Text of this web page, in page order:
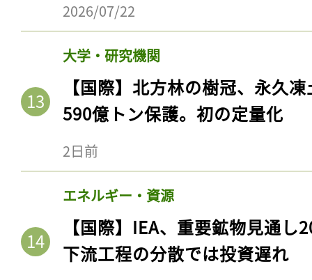
2026/07/22
大学・研究機関
【国際】北方林の樹冠、永久
590億トン保護。初の定量化
2日前
エネルギー・資源
【国際】IEA、重要鉱物見通
下流工程の分散では投資遅れ